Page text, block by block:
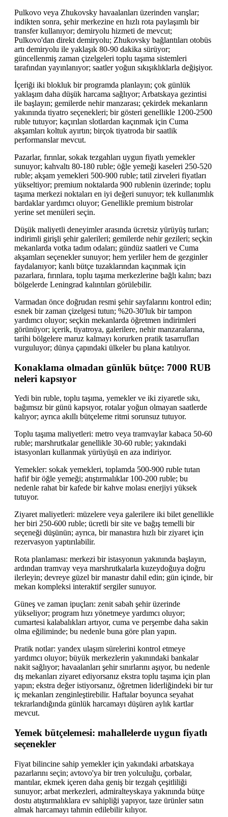
Pulkovo veya Zhukovsky havaalanları üzerinden varışlar;
indikten sonra, şehir merkezine en hızlı rota paylaşımlı bir
transfer kullanıyor; demiryolu hizmeti de mevcut;
Pulkovo'dan direkt demiryolu; Zhukovsky bağlantıları otobüs
artı demiryolu ile yaklaşık 80-90 dakika sürüyor;
güncellenmiş zaman çizelgeleri toplu taşıma sistemleri
tarafından yayınlanıyor; saatler yoğun sıkışıklıklarla değişiyor.
İçeriği iki blokluk bir programda planlayın; çok günlük
yaklaşım daha düşük harcama sağlıyor; Arbatskaya gezintisi
ile başlayın; gemilerde nehir manzarası; çekirdek mekanların
yakınında tiyatro seçenekleri; bir gösteri genellikle 1200-2500
ruble tutuyor; kaçırılan slotlardan kaçınmak için Cuma
akşamları koltuk ayırtın; birçok tiyatroda bir saatlik
performanslar mevcut.
Pazarlar, fırınlar, sokak tezgahları uygun fiyatlı yemekler
sunuyor; kahvaltı 80-180 ruble; öğle yemeği kaseleri 250-520
ruble; akşam yemekleri 500-900 ruble; tatil zirveleri fiyatları
yükseltiyor; premium noktalarda 900 rublenin üzerinde; toplu
taşıma merkezi noktaları en iyi değeri sunuyor; tek kullanımlık
bardaklar yardımcı oluyor; Genellikle premium bistrolar
yerine set menüleri seçin.
Düşük maliyetli deneyimler arasında ücretsiz yürüyüş turları;
indirimli girişli şehir galerileri; gemilerde nehir gezileri; seçkin
mekanlarda votka tadım odaları; gündüz saatleri ve Cuma
akşamları seçenekler sunuyor; hem yerliler hem de gezginler
faydalanıyor; kanlı bütçe tuzaklarından kaçınmak için
pazarlara, fırınlara, toplu taşıma merkezlerine bağlı kalın; bazı
bölgelerde Leningrad kalıntıları görülebilir.
Varmadan önce doğrudan resmi şehir sayfalarını kontrol edin;
esnek bir zaman çizelgesi tutun; %20-30'luk bir tampon
yardımcı oluyor; seçkin mekanlarda öğretmen indirimleri
görünüyor; içerik, tiyatroya, galerilere, nehir manzaralarına,
tarihi bölgelere maruz kalmayı korurken pratik tasarrufları
vurguluyor; dünya çapındaki ülkeler bu plana katılıyor.
Konaklama olmadan günlük bütçe: 7000 RUB
neleri kapsıyor
Yedi bin ruble, toplu taşıma, yemekler ve iki ziyaretle sıkı,
bağımsız bir günü kapsıyor, rotalar yoğun olmayan saatlerde
kalıyor; ayrıca akıllı bütçeleme ritmi sorunsuz tutuyor.
Toplu taşıma maliyetleri: metro veya tramvaylar kabaca 50-60
ruble; marshrutkalar genellikle 30-60 ruble; yakındaki
istasyonları kullanmak yürüyüşü en aza indiriyor.
Yemekler: sokak yemekleri, toplamda 500-900 ruble tutan
hafif bir öğle yemeği; atıştırmalıklar 100-200 ruble; bu
nedenle rahat bir kafede bir kahve molası enerjiyi yüksek
tutuyor.
Ziyaret maliyetleri: müzelere veya galerilere iki bilet genellikle
her biri 250-600 ruble; ücretli bir site ve bağış temelli bir
seçeneği düşünün; ayrıca, bir manastıra hızlı bir ziyaret için
rezervasyon yaptırılabilir.
Rota planlaması: merkezi bir istasyonun yakınında başlayın,
ardından tramvay veya marshrutkalarla kuzeydoğuya doğru
ilerleyin; devreye güzel bir manastır dahil edin; gün içinde, bir
mekan kompleksi interaktif sergiler sunuyor.
Güneş ve zaman ipuçları: zenit sabah şehir üzerinde
yükseliyor; program hızı yönetmeye yardımcı oluyor;
cumartesi kalabalıkları artıyor, cuma ve perşembe daha sakin
olma eğiliminde; bu nedenle buna göre plan yapın.
Pratik notlar: yandex ulaşım sürelerini kontrol etmeye
yardımcı oluyor; büyük merkezlerin yakınındaki bankalar
nakit sağlıyor; havaalanları şehir sınırlarını aşıyor, bu nedenle
dış mekanları ziyaret ediyorsanız ekstra toplu taşıma için plan
yapın; ekstra değer istiyorsanız, öğretmen liderliğindeki bir tur
iç mekanları zenginleştirebilir. Haftalar boyunca seyahat
tekrarlandığında günlük harcamayı düşüren aylık kartlar
mevcut.
Yemek bütçelemesi: mahallelerde uygun fiyatlı
seçenekler
Fiyat bilincine sahip yemekler için yakındaki arbatskaya
pazarlarını seçin; avtovo'ya bir tren yolculuğu, çorbalar,
mantılar, ekmek içeren daha geniş bir tezgah çeşitliliği
sunuyor; arbat merkezleri, admiralteyskaya yakınında bütçe
dostu atıştırmalıklara ev sahipliği yapıyor, taze ürünler satın
almak harcamayı tahmin edilebilir kılıyor.